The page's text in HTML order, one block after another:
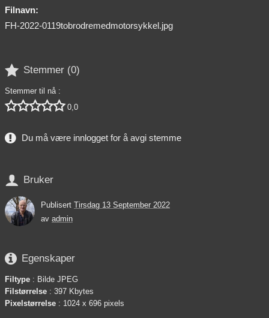
Filnavn:
FH-2022-0119tobrodremedmotorsykkel.jpg
 Stemmer (0)
Stemmer til nå :
 0,0
Du må være innlogget for å avgi stemme
 Bruker
Publisert Tirsdag 13 September 2022
av admin
 Egenskaper
Filtype : Bilde JPEG
Filstørrelse : 397 Kbytes
Pixelstørrelse : 1024 x 696 pixels